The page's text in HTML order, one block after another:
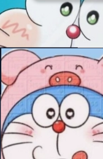
Đang mở